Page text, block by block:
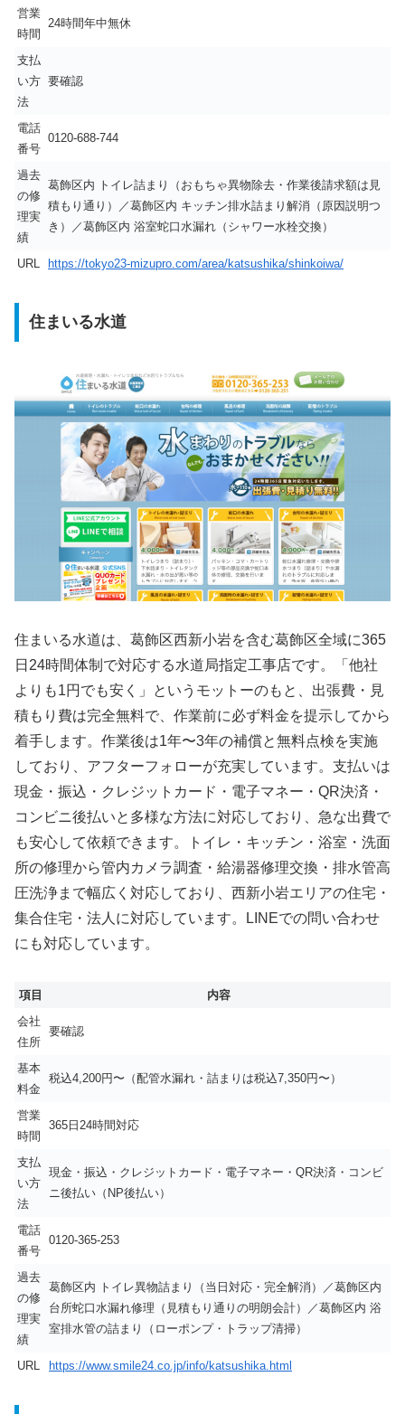
営業
時間
24時間年中無休
支払
い方
法
要確認
電話
番号
0120-688-744
過去
の修
理実
績
葛飾区内 トイレ詰まり（おもちゃ異物除去・作業後請求額は見
積もり通り）／葛飾区内 キッチン排水詰まり解消（原因説明つ
き）／葛飾区内 浴室蛇口水漏れ（シャワー水栓交換）
URL https://tokyo23-mizupro.com/area/katsushika/shinkoiwa/
住まいる水道
住まいる水道は、葛飾区西新小岩を含む葛飾区全域に365
日24時間体制で対応する水道局指定工事店です。「他社
よりも1円でも安く」というモットーのもと、出張費・見
積もり費は完全無料で、作業前に必ず料金を提示してから
着手します。作業後は1年〜3年の補償と無料点検を実施
しており、アフターフォローが充実しています。支払いは
現金・振込・クレジットカード・電子マネー・QR決済・
コンビニ後払いと多様な方法に対応しており、急な出費で
も安心して依頼できます。トイレ・キッチン・浴室・洗面
所の修理から管内カメラ調査・給湯器修理交換・排水管高
圧洗浄まで幅広く対応しており、西新小岩エリアの住宅・
集合住宅・法人に対応しています。LINEでの問い合わせ
にも対応しています。
項目
内容
会社
住所
要確認
基本
料金
税込4,200円〜（配管水漏れ・詰まりは税込7,350円〜）
営業
時間
365日24時間対応
支払
い方
法
現金・振込・クレジットカード・電子マネー・QR決済・コンビ
ニ後払い（NP後払い）
電話
番号
0120-365-253
過去
の修
理実
績
葛飾区内 トイレ異物詰まり（当日対応・完全解消）／葛飾区内
台所蛇口水漏れ修理（見積もり通りの明朗会計）／葛飾区内 浴
室排水管の詰まり（ローポンプ・トラップ清掃）
URL https://www.smile24.co.jp/info/katsushika.html